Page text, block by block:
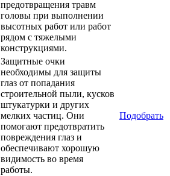
предотвращения травм
головы при выполнении
высотных работ или работ
рядом с тяжелыми
конструкциями.
Защитные очки
необходимы для защиты
глаз от попадания
строительной пыли, кусков
штукатурки и других
мелких частиц. Они
помогают предотвратить
повреждения глаз и
обеспечивают хорошую
видимость во время
работы.
Подобрать